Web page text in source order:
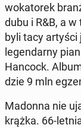
wo­ka­to­rek
dubu i R&B, a
byli tacy artyści
le­gen­dar­ny
Hancock.
dzie 9 mln
Madonna nie
krążka. 66-